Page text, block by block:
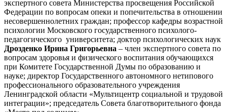
экспертного совета Министерства просвещения Российской
Федерации по вопросам опеки и попечительства в отношении
несовершеннолетних граждан; профессор кафедры возрастной
психологии Московского государственного психолого-
педагогического университета; доктор психологических наук
Дрозденко Ирина Григорьевна – член экспертного совета по
вопросам здоровья и физического воспитания обучающихся
при Комитете Государственной Думы по образованию и
науке; директор Государственного автономного нетипового
профессионального образовательного учреждения
Ленинградской области «Мультицентр социальной и трудовой
интеграции»; председатель Совета благотворительного фонда